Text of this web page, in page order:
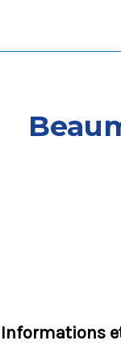
Informations